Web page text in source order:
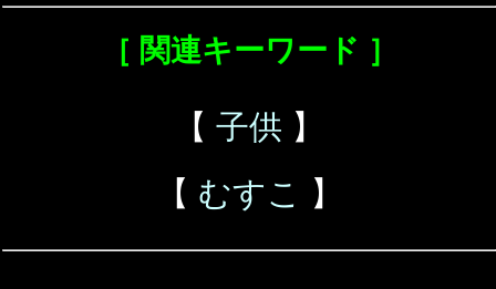
［ 関連キーワード ］
【 子供 】
【 むすこ 】